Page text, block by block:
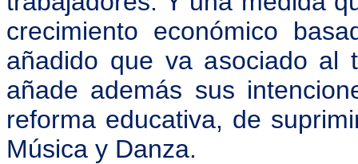
crecimiento económico
añadido que va asociado al
añade además sus
reforma educativa, de
Música y Danza.